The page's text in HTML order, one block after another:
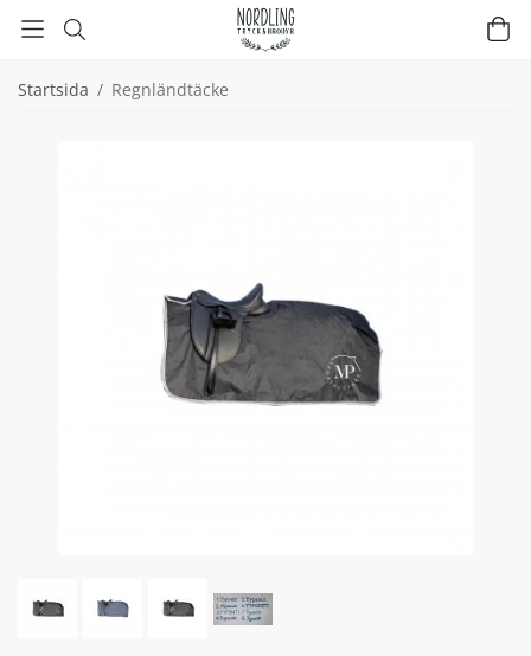
Startsida / Regnländtäcke